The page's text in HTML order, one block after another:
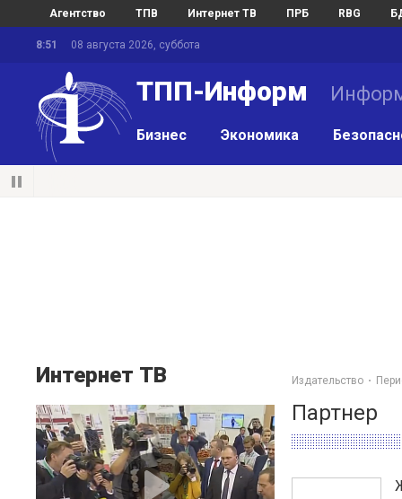
Агентство ТПВ Интернет ТВ ПРБ RBG
8:51 08 августа 2026, суббота
ТПП-Информ
Бизнес Экономика
Интернет ТВ Издательство
Партнер